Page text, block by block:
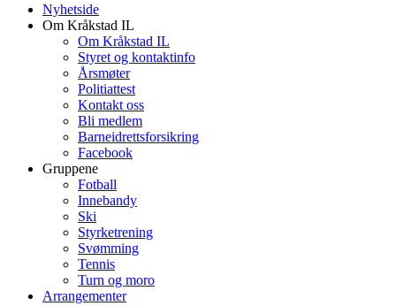
Nyhetside
Om Kråkstad IL
Om Kråkstad IL
Styret og kontaktinfo
Årsmøter
Politiattest
Kontakt oss
Bli medlem
Barneidrettsforsikring
Facebook
Gruppene
Fotball
Innebandy
Ski
Styrketrening
Svømming
Tennis
Turn og moro
Arrangementer